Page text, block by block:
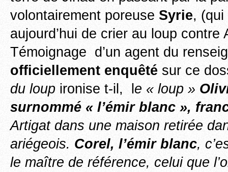
volontairement poreuse Syrie, (qui
aujourd’hui de crier au loup contre
Témoignage d’un agent du
officiellement enquêté sur ce
du loup ironise t-il, l e « loup »
surnommé « l’émir blanc »,
Artigat dans une maison retirée
ariégeois. Corel, l’émir blanc,
le maître de référence, celui que